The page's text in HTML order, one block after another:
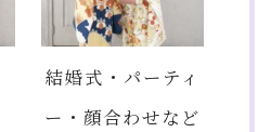
結婚式・パーティ
ー・顔合わせなど